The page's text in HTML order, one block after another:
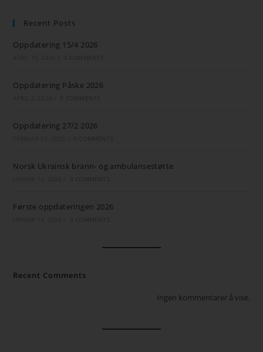
Recent Posts
Oppdatering 15/4 2026
Oppdatering Påske 2026
Oppdatering 27/2 2026
Norsk Ukrainsk brann- og ambulansestøtte
Første oppdateringen 2026
Recent Comments
Ingen kommentarer å vise.